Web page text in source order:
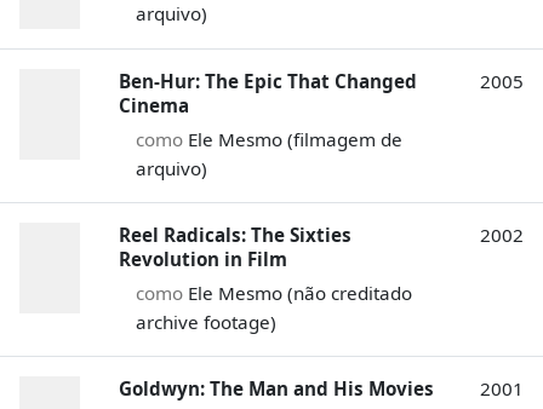
arquivo)
Ben-Hur: The Epic That Changed
Cinema
como Ele Mesmo (filmagem de
arquivo)
2005
Reel Radicals: The Sixties
Revolution in Film
como Ele Mesmo (não creditado
archive footage)
2002
Goldwyn: The Man and His Movies
2001